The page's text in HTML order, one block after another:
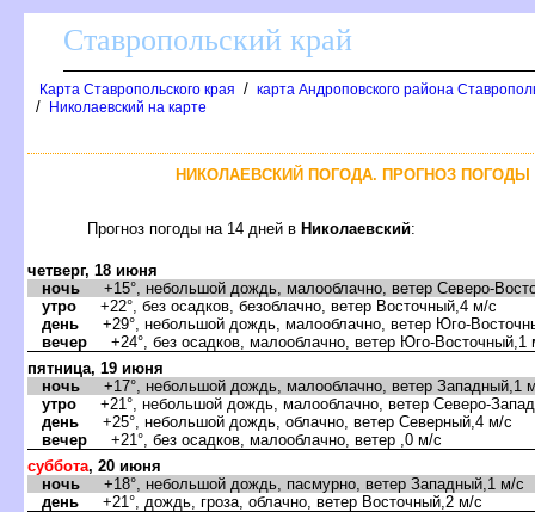
Ставропольский край
Карта Ставропольского края / карта Андроповского района
/ Николаевский на карте
НИКОЛАЕВСКИЙ ПОГОДА. ПРОГНОЗ
Прогноз погоды на 14 дней в Николаевский:
четверг, 18 июня
ночь +15°, небольшой дождь, малооблачно, ветер Северо-
утро +22°, без осадков, безоблачно, ветер Восточный,4 м/с
день +29°, небольшой дождь, малооблачно, ветер Юго-
вечер +24°, без осадков, малооблачно, ветер Юго-Восточный,1
пятница, 19 июня
ночь +17°, небольшой дождь, малооблачно, ветер Западный,1
утро +21°, небольшой дождь, малооблачно, ветер Северо-
день +25°, небольшой дождь, облачно, ветер Северный,4 м/с
вечер +21°, без осадков, малооблачно, ветер ,0 м/с
суббота, 20 июня
ночь +18°, небольшой дождь, пасмурно, ветер Западный,1 м/с
день +21°, дождь, гроза, облачно, ветер Восточный,2 м/с